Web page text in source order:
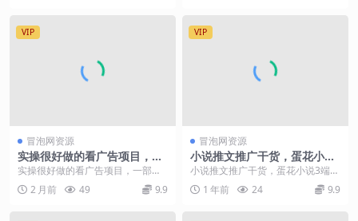
VIP
冒泡网资源
实操很好做的看广告项目，一
部手机平均40-50，保底30单
机一天【揭秘】
实操很好做的看广告项目，一部手
机平均40-50，保底30单机一天
【揭秘】 项目介...
2 月前 49 9.9
VIP
冒泡网资源
小说推文推广干货，蛋花小说
3端平台同时做，火力全开
小说推文推广干货，蛋花小说3端平
台同时做，火力全开 小说推文作为
互联网项目的&#...
1 年前 24 9.9